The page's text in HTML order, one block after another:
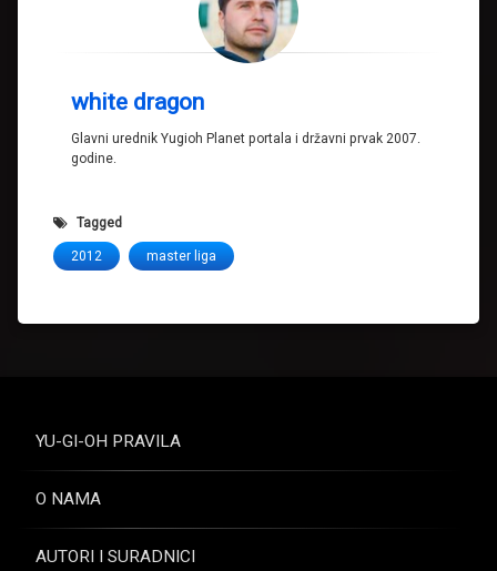
white dragon
Glavni urednik Yugioh Planet portala i državni prvak 2007.
godine.
Tagged
2012 master liga
YU-GI-OH PRAVILA
O NAMA
AUTORI I SURADNICI